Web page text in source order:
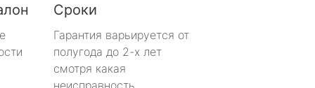
Сроки
Гарантия варьируется от
полугода до 2-х лет
смотря какая
неисправность.